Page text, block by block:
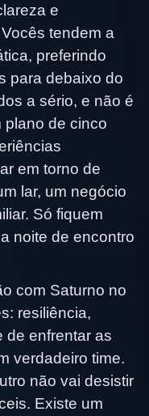
e
tendem a
preferindo
para debaixo do
a sério, e não é
plano de cinco
em torno de
lar, um negócio
Só fiquem
noite de encontro
com Saturno no
resiliência,
de enfrentar as
verdadeiro time.
não vai desistir
Existe um